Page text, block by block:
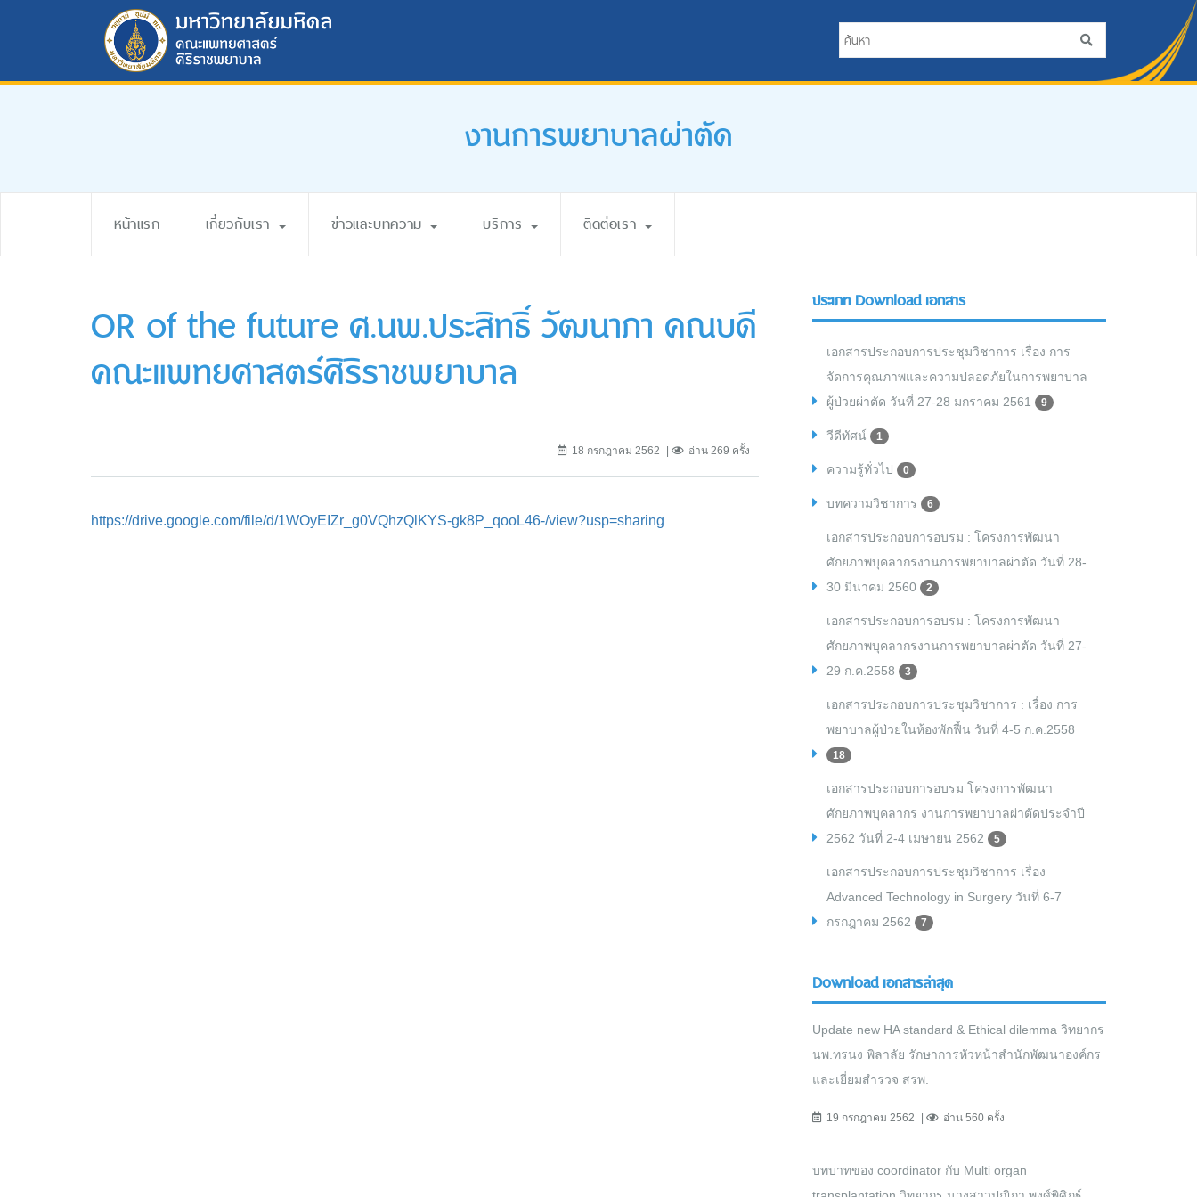
งานการพยาบาลผ่าตัด
หน้าแรก เกี่ยวกับเรา ข่าวและบทความ บริการ ติดต่อเรา
OR of the future ศ.นพ.ประสิทธิ์ วัฒนาภา คณบดี
คณะแพทยศาสตร์ศิริราชพยาบาล
18 กรกฎาคม 2562 อ่าน 269 ครั้ง
https://drive.google.com/file/d/1WOyEIZr_g0VQhzQlKYS-gk8P_qooL46-/view?usp=sharing
ประเภท Download เอกสาร
เอกสารประกอบการประชุมวิชาการ เรื่อง การ
จัดการคุณภาพและความปลอดภัยในการพยาบาล
ผู้ป่วยผ่าตัด วันที่ 27-28 มกราคม 2561
9
วีดีทัศน์ 1
ความรู้ทั่วไป 0
บทความวิชาการ 6
เอกสารประกอบการอบรม : โครงการพัฒนา
ศักยภาพบุคลากรงานการพยาบาลผ่าตัด วันที่ 28-
30 มีนาคม 2560
2
เอกสารประกอบการอบรม : โครงการพัฒนา
ศักยภาพบุคลากรงานการพยาบาลผ่าตัด วันที่ 27-
29 ก.ค.2558
3
เอกสารประกอบการประชุมวิชาการ : เรื่อง การ
พยาบาลผู้ป่วยในห้องพักฟื้น วันที่ 4-5 ก.ค.2558
18
เอกสารประกอบการอบรม โครงการพัฒนา
ศักยภาพบุคลากร งานการพยาบาลผ่าตัดประจำปี
2562 วันที่ 2-4 เมษายน 2562
5
เอกสารประกอบการประชุมวิชาการ เรื่อง
Advanced Technology in Surgery วันที่ 6-7
กรกฎาคม 2562
7
Download เอกสารล่าสุด
Update new HA standard & Ethical dilemma วิทยากร
นพ.ทรนง พิลาลัย รักษาการหัวหน้าสำนักพัฒนาองค์กร
และเยี่ยมสำรวจ สรพ.
19 กรกฎาคม 2562 อ่าน 560 ครั้ง
บทบาทของ coordinator กับ Multi organ